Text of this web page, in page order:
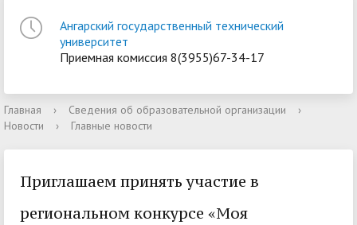
Ангарский государственный технический
университет
Приемная комиссия 8(3955)67-34-17
Главная › Сведения об образовательной организации
›
Новости
› Главные новости
Приглашаем принять участие в
региональном конкурсе «Моя